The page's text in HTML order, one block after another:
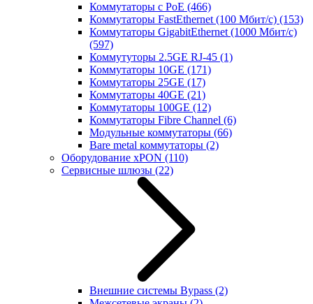
Коммутаторы с PoE (466)
Коммутаторы FastEthernet (100 Мбит/с) (153)
Коммутаторы GigabitEthernet (1000 Мбит/с)
(597)
Коммутуторы 2.5GE RJ-45 (1)
Коммутаторы 10GE (171)
Коммутаторы 25GE (17)
Коммутаторы 40GE (21)
Коммутаторы 100GE (12)
Коммутаторы Fibre Channel (6)
Модульные коммутаторы (66)
Bare metal коммутаторы (2)
Оборудование xPON (110)
Сервисные шлюзы (22)
Внешние системы Bypass (2)